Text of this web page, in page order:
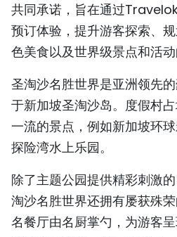
共同承诺，旨在通过
预订体验，提升游客探索、
色美食以及世界级景点和活动
圣淘沙名胜世界是亚洲领先
于新加坡圣淘沙岛。度假村
一流的景点，例如新加坡环
探险湾水上乐园。
除了主题公园提供精彩刺激
淘沙名胜世界还拥有屡获殊
名餐厅由名厨掌勺，为游客